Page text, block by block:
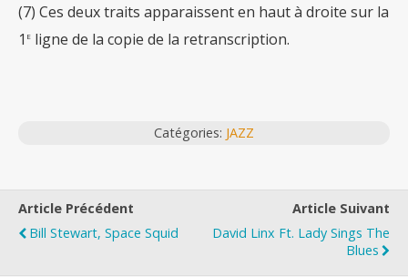
(7) Ces deux traits apparaissent en haut à droite sur la
1 e ligne de la copie de la retranscription.
Catégories: JAZZ
Article Précédent
Bill Stewart, Space Squid
Article Suivant
David Linx Ft. Lady Sings The
Blues